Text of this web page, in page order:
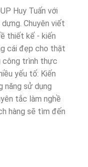
Huy Tuấn với
Chuyên viết
thiết kế - kiến
cái đẹp cho thật
công trình thực
yếu tố: Kiến
năng sử dụng
tắc làm nghề
hàng sẽ tìm đến